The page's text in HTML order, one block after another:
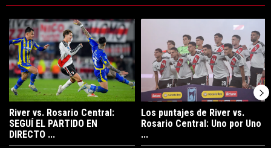
Un artículo de tendencia con el título "River vs. Rosario Central:
River vs. Rosario Central:
SEGUÍ EL PARTIDO EN
DIRECTO ...
Un artículo de tendencia con el
Los puntajes de River vs.
Rosario Central: Uno por Uno
...